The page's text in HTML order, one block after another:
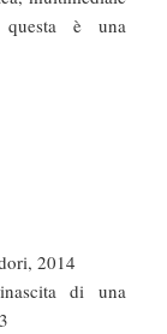
è una
2014
di una